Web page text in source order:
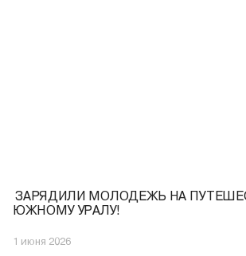
ЗАРЯДИЛИ МОЛОДЕЖЬ НА
ЮЖНОМУ УРАЛУ!
1 июня 2026